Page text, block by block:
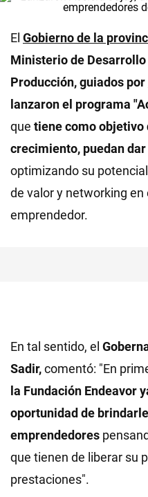
El Gobierno de la
Ministerio de Desarrollo
Producción, guiados por
lanzaron el programa
que tiene como objetivo
crecimiento, puedan
optimizando su
de valor y networking
emprendedor.
En tal sentido, el
Sadir,comentó: "En
la Fundación Endeavor
oportunidad de
emprendedores
que tienen de liberar su
prestaciones".